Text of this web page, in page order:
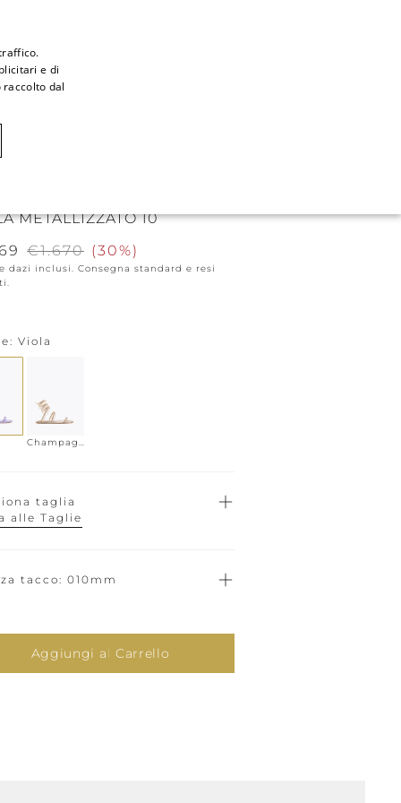
METALLIZZATO 10
€1.670 (30%)
dazi inclusi. Consegna standard e resi
Viola
Champagne
taglia
alle Taglie
tacco 010mm
Aggiungi al Carrello
e di
dal